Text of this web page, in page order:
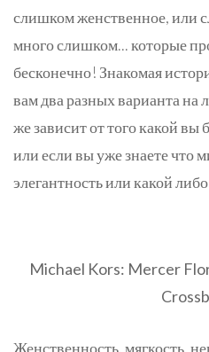
слишком женственное, или
много слишком... которые
бесконечно! Знакомая
вам два разных варианта на
же зависит от того какой вы
или если вы уже знаете что
элегантность или какой
Michael Kors: Mercer
Женственность, мягкость,